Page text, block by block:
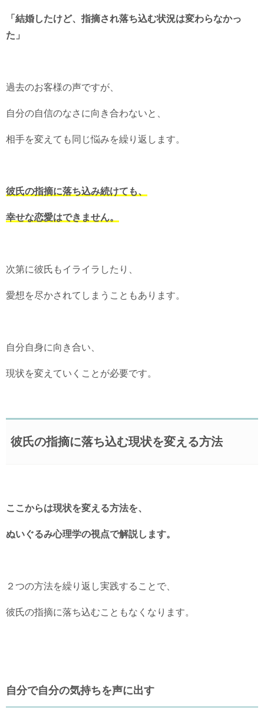
「結婚したけど、指摘され落ち込む状況は変わらなかっ
た」
過去のお客様の声ですが、
自分の自信のなさに向き合わないと、
相手を変えても同じ悩みを繰り返します。
彼氏の指摘に落ち込み続けても、
幸せな恋愛はできません。
次第に彼氏もイライラしたり、
愛想を尽かされてしまうこともあります。
自分自身に向き合い、
現状を変えていくことが必要です。
彼氏の指摘に落ち込む現状を変える方法
ここからは現状を変える方法を、
ぬいぐるみ心理学の視点で解説します。
２つの方法を繰り返し実践することで、
彼氏の指摘に落ち込むこともなくなります。
自分で自分の気持ちを声に出す